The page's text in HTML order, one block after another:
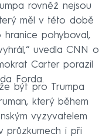
rovněž nejsou
měl v této době
pohyboval,
uvedla CNN o
Carter porazil
Forda.
být pro Trumpa
který během
vyzyvatelem
průzkumech i při